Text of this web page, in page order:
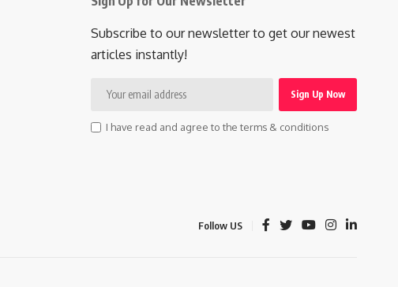
Subscribe to our newsletter to get our newest
articles instantly!
I have read and agree to the terms & conditions
Follow US